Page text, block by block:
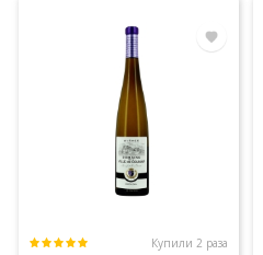
Купили 2 раза